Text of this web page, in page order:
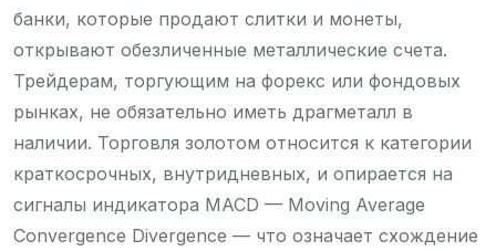
банки, которые продают слитки и монеты,
открывают обезличенные металлические счета.
Трейдерам, торгующим на форекс или фондовых
рынках, не обязательно иметь драгметалл в
наличии. Торговля золотом относится к категории
краткосрочных, внутридневных, и опирается на
сигналы индикатора MACD — Moving Average
Convergence Divergence — что означает схождение